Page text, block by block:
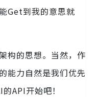
Get到我的意思就
构的思想。当然，作
能力自然是我们优先
API开始吧！